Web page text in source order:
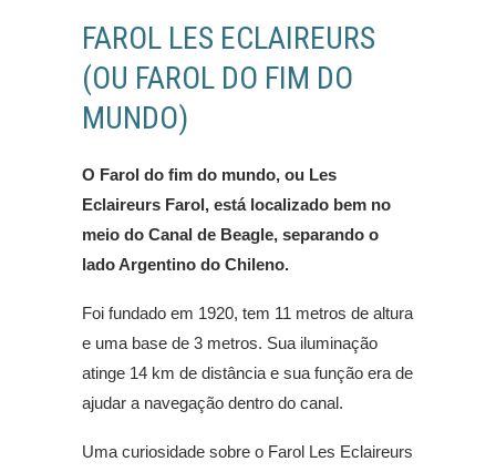
FAROL LES ECLAIREURS
(OU FAROL DO FIM DO
MUNDO)
O Farol do fim do mundo, ou Les
Eclaireurs Farol, está localizado bem no
meio do Canal de Beagle, separando o
lado Argentino do Chileno.
Foi fundado em 1920, tem 11 metros de altura
e uma base de 3 metros. Sua iluminação
atinge 14 km de distância e sua função era de
ajudar a navegação dentro do canal.
Uma curiosidade sobre o Farol Les Eclaireurs